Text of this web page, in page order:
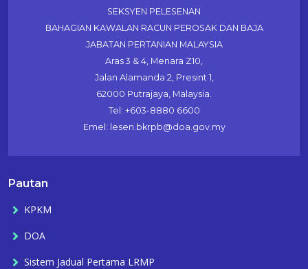
SEKSYEN PELESENAN
BAHAGIAN KAWALAN RACUN PEROSAK DAN BAJA
JABATAN PERTANIAN MALAYSIA
Aras 3 & 4, Menara Z10,
Jalan Alamanda 2, Presint 1,
62000 Putrajaya, Malaysia.
Tel: +603-8880 6600
Emel: lesen.bkrpb@doa.gov.my
Pautan
KPKM
DOA
Sistem Jadual Pertama LRMP